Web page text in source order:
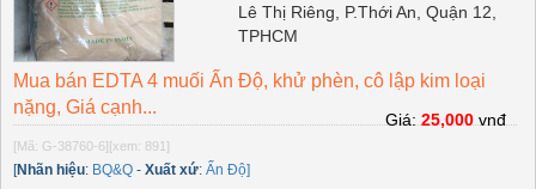
Lê Thị Riêng, P.Thới An, Quận 12,
TPHCM
Mua bán EDTA 4 muối Ấn Độ, khử phèn, cô lập kim loại
nặng, Giá cạnh...
[Mã: G-38760-6] [xem: 891]
[Nhãn hiệu: BQ&Q - Xuất xứ: Ấn Độ]
Giá:25,000vnđ